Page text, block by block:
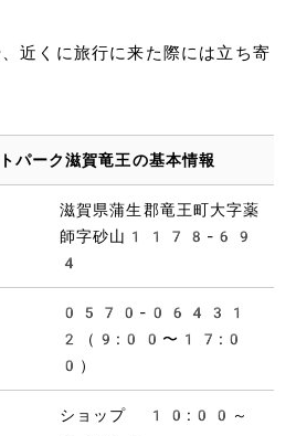
近くに旅行に来た際には立ち寄
パーク滋賀竜王の基本情報
滋賀県蒲生郡竜王町大字薬
師字砂山1178-69
4
0570-06431
2（9:00〜17:0
0）
ショップ 10:00～